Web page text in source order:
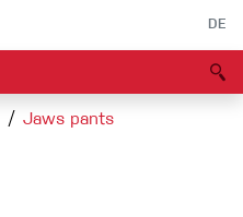
DE
Jaws pants